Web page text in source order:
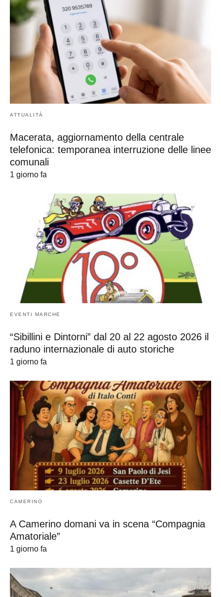
ATTUALITÀ
Macerata, aggiornamento della centrale
telefonica: temporanea interruzione delle linee
comunali
1 giorno fa
EVENTI MARCHE
“Sibillini e Dintorni” dal 20 al 22 agosto 2026 il
raduno internazionale di auto storiche
1 giorno fa
CAMERINO
A Camerino domani va in scena “Compagnia
Amatoriale”
1 giorno fa